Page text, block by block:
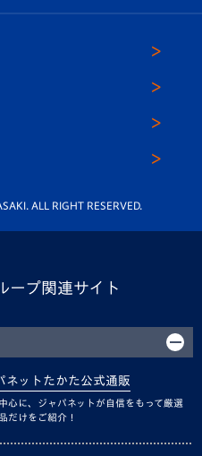
ALL RIGHT RESERVED.
ープ関連サイト
ネットたかた公式通販
心に、ジャパネットが自信をもって厳選
だけをご紹介！